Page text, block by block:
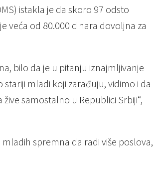
istakla je da skoro 97 odsto
veća od 80.000 dinara dovoljna za
bilo da je u pitanju iznajmljivanje
mladi koji zarađuju, vidimo i da
samostalno u Republici Srbiji“,
spremna da radi više poslova,